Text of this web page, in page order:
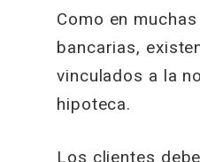
Como en
bancarias,
vinculados a la
hipoteca.
Los clientes